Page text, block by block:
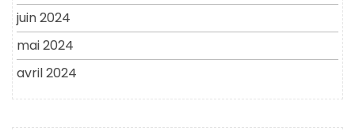
juin 2024
mai 2024
avril 2024